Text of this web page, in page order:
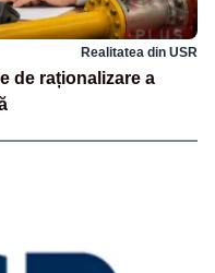
Realitatea din USR
de raționalizare a